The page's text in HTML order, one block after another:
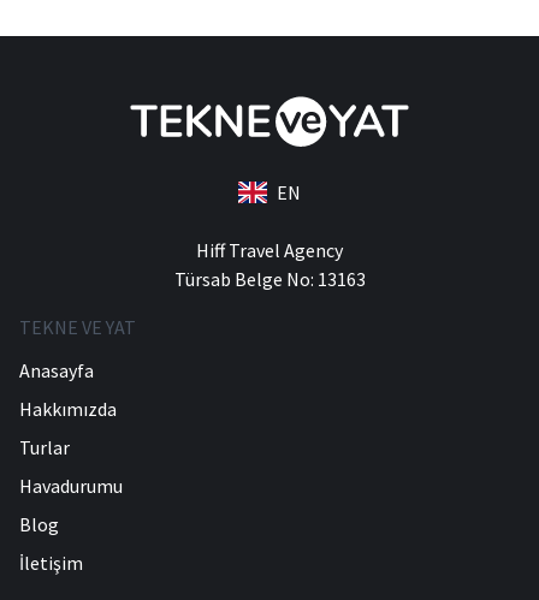
EN
Hiff Travel Agency
Türsab Belge No: 13163
TEKNE VE YAT
Anasayfa
Hakkımızda
Turlar
Havadurumu
Blog
İletişim